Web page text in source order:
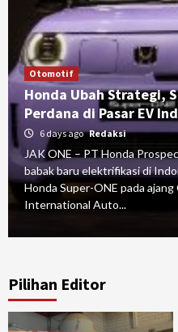
Otomotif
Honda Ubah Strategi,
Perdana di Pasar EV
6 days ago Redaksi
JAK ONE – PT Honda
babak baru elektrifikasi di
Honda Super-ONE pada
International Auto...
Pilihan Editor